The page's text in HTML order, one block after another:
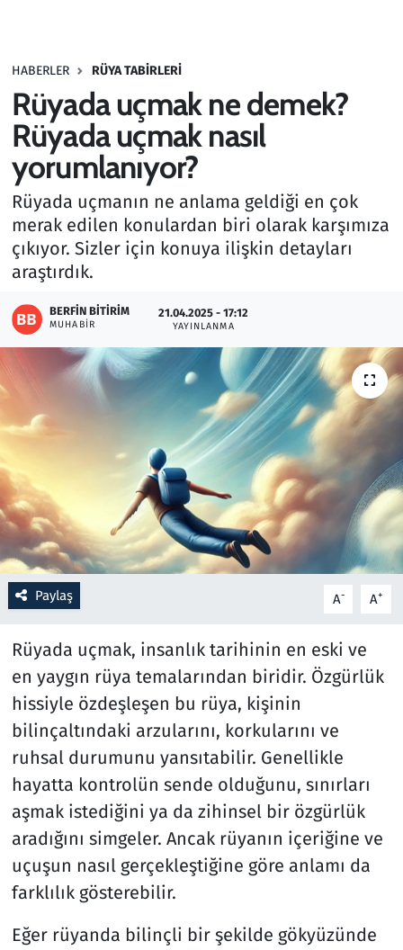
HABERLER RÜYA TABIRLERI
Rüyada uçmak ne demek?
Rüyada uçmak nasıl
yorumlanıyor?
Rüyada uçmanın ne anlama geldiği en çok
merak edilen konulardan biri olarak karşımıza
çıkıyor. Sizler için konuya ilişkin detayları
araştırdık.
BERFIN BITIRIM
MUHABIR
21.04.2025 - 17:12
YAYINLANMA
Paylaş A- A+
Rüyada uçmak, insanlık tarihinin en eski ve
en yaygın rüya temalarından biridir. Özgürlük
hissiyle özdeşleşen bu rüya, kişinin
bilinçaltındaki arzularını, korkularını ve
ruhsal durumunu yansıtabilir. Genellikle
hayatta kontrolün sende olduğunu, sınırları
aşmak istediğini ya da zihinsel bir özgürlük
aradığını simgeler. Ancak rüyanın içeriğine ve
uçuşun nasıl gerçekleştiğine göre anlamı da
farklılık gösterebilir.
Eğer rüyanda bilinçli bir şekilde gökyüzünde
Haber
Kültür Sanat
Kurumsal Haberler
Lezzet Durağı
Memur ve Kamu
Otomobil
Oyun
Ramazan
Rüya Tabirleri
Sağlık
Savunma Sanayi
Spor
Teknoloji ve Bilim
Televizyon